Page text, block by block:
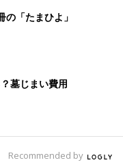
「たまひよ」
墓じまい費用
Recommended by